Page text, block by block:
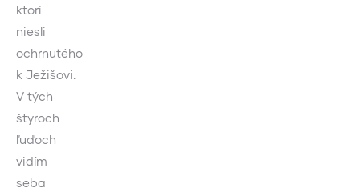
ktorí
niesli
ochrnutého
k Ježišovi.
V tých
štyroch
ľuďoch
vidím
seba